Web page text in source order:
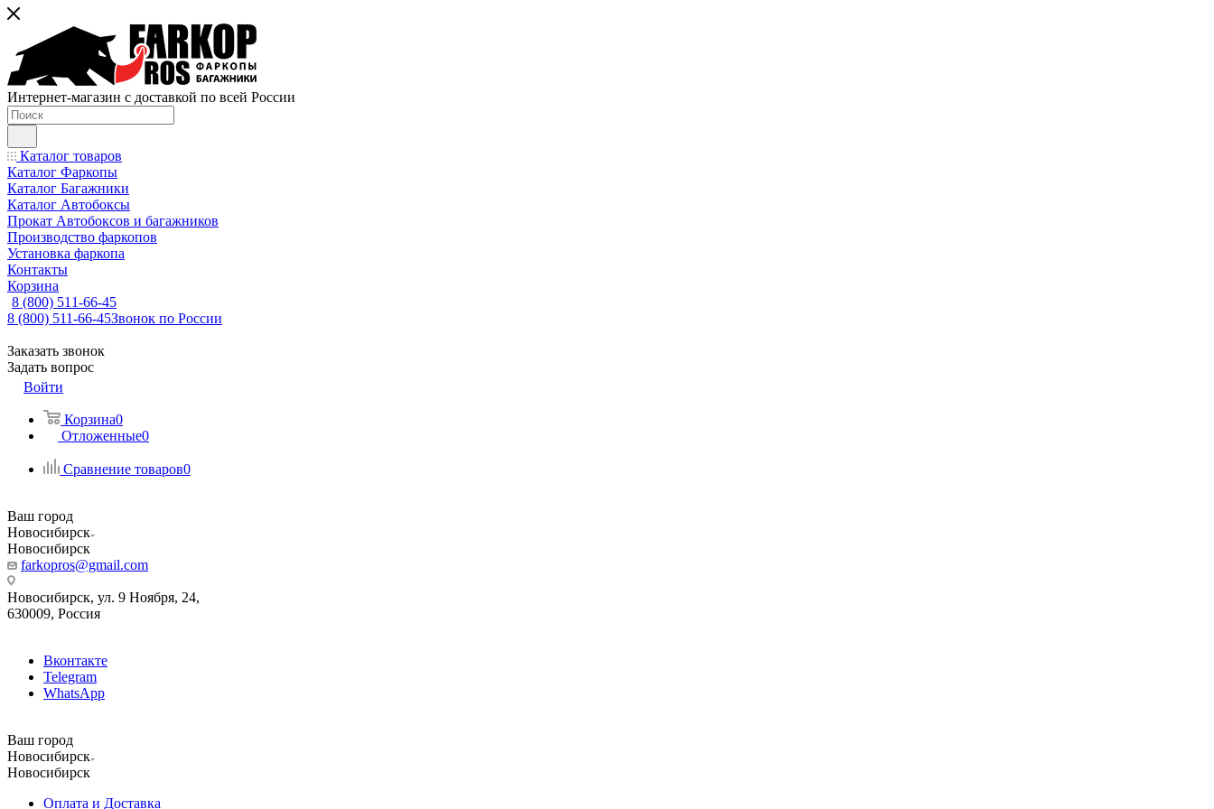
Интернет-магазин с доставкой по всей России
Каталог товаров
Каталог Фаркопы
Каталог Багажники
Каталог Автобоксы
Прокат Автобоксов и багажников
Производство фаркопов
Установка фаркопа
Контакты
Корзина
8 (800) 511-66-45
8 (800) 511-66-45Звонок по России
Заказать звонок
Задать вопрос
Войти
Корзина0
Отложенные0
Сравнение товаров0
Ваш город
Новосибирск
Новосибирск
farkopros@gmail.com
Новосибирск, ул. 9 Ноября, 24,
630009, Россия
Вконтакте
Telegram
WhatsApp
Ваш город
Новосибирск
Новосибирск
Оплата и Доставка